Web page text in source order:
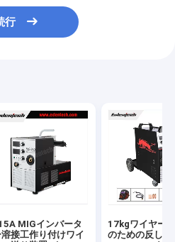
行
MIGインバータ
溶接工作り付けワイ
17kgワイヤー
のための反し